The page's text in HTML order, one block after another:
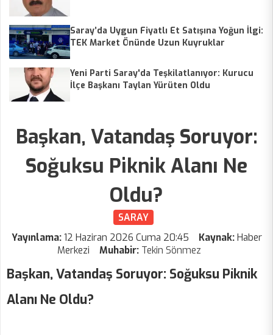
Saray’da Uygun Fiyatlı Et Satışına Yoğun İlgi:
TEK Market Önünde Uzun Kuyruklar
Yeni Parti Saray'da Teşkilatlanıyor: Kurucu
İlçe Başkanı Taylan Yürüten Oldu
Başkan, Vatandaş Soruyor:
Soğuksu Piknik Alanı Ne
Oldu?
SARAY
Yayınlama:12 Haziran 2026 Cuma 20:45 Kaynak: Haber
Merkezi
Muhabir: Tekin Sönmez
Başkan, Vatandaş Soruyor: Soğuksu Piknik
Alanı Ne Oldu?